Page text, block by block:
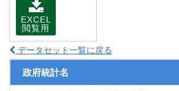
EXCEL
閲覧用
データセット一覧に戻る
政府統計名